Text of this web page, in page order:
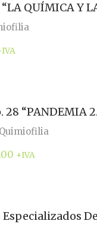
QUÍMICA Y
28 “PANDEMIA
Quimiofilia
+IVA
Especializados